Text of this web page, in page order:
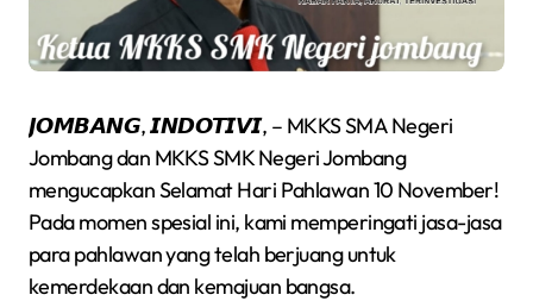
𝙅𝙊𝙈𝘽𝘼𝙉𝙂, 𝙄𝙉𝘿𝙊𝙏𝙄𝙑𝙄, – MKKS SMA Negeri
Jombang dan MKKS SMK Negeri Jombang
mengucapkan Selamat Hari Pahlawan 10 November!
Pada momen spesial ini, kami memperingati jasa-jasa
para pahlawan yang telah berjuang untuk
kemerdekaan dan kemajuan bangsa.